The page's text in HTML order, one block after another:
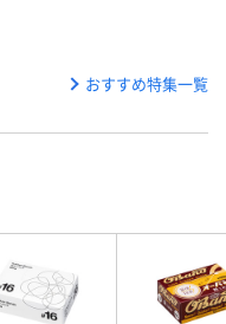
おすすめ特集一覧